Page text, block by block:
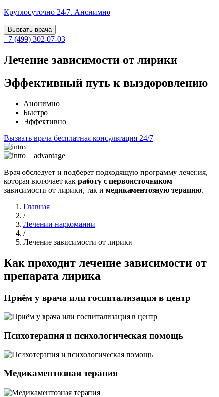
Круглосуточно 24/7. Анонимно
Вызвать врача
+7 (499) 302-07-03
Лечение зависимости от лирики
Эффективный путь к выздоровлению
Анонимно
Быстро
Эффективно
Вызвать врача бесплатная консультация 24/7
Врач обследует и подберет подходящую программу лечения,
которая включает как работу с первоисточником
зависимости от лирики, так и медикаментозную терапию.
Главная
/
Лечении наркомании
/
Лечение зависимости от лирики
Как проходит лечение зависимости от
препарата лирика
Приём у врача или госпитализация в центр
Психотерапия и психологическая помощь
Медикаментозная терапия